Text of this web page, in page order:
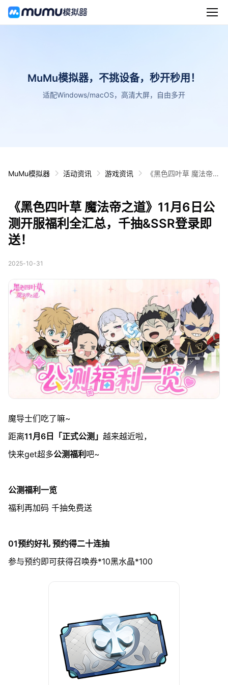
MuMu模拟器，不挑设备，秒开秒用！
适配Windows/macOS，高清大屏，自由多开
MuMu模拟器 活动资讯 游戏资讯
《黑色四叶草 魔法帝之
R登录即送！
《黑色四叶草 魔法帝之道》11月6日公
测开服福利全汇总，千抽&SSR登录即
送！
2025-10-31
魔导士们吃了嘛~
距离11月6日「正式公测」 越来越近啦，
快来get超多公测福利 吧~
公测福利一览
福利再加码 千抽免费送
01预约好礼 预约得二十连抽
参与预约即可获得召唤券*10黑水晶*100